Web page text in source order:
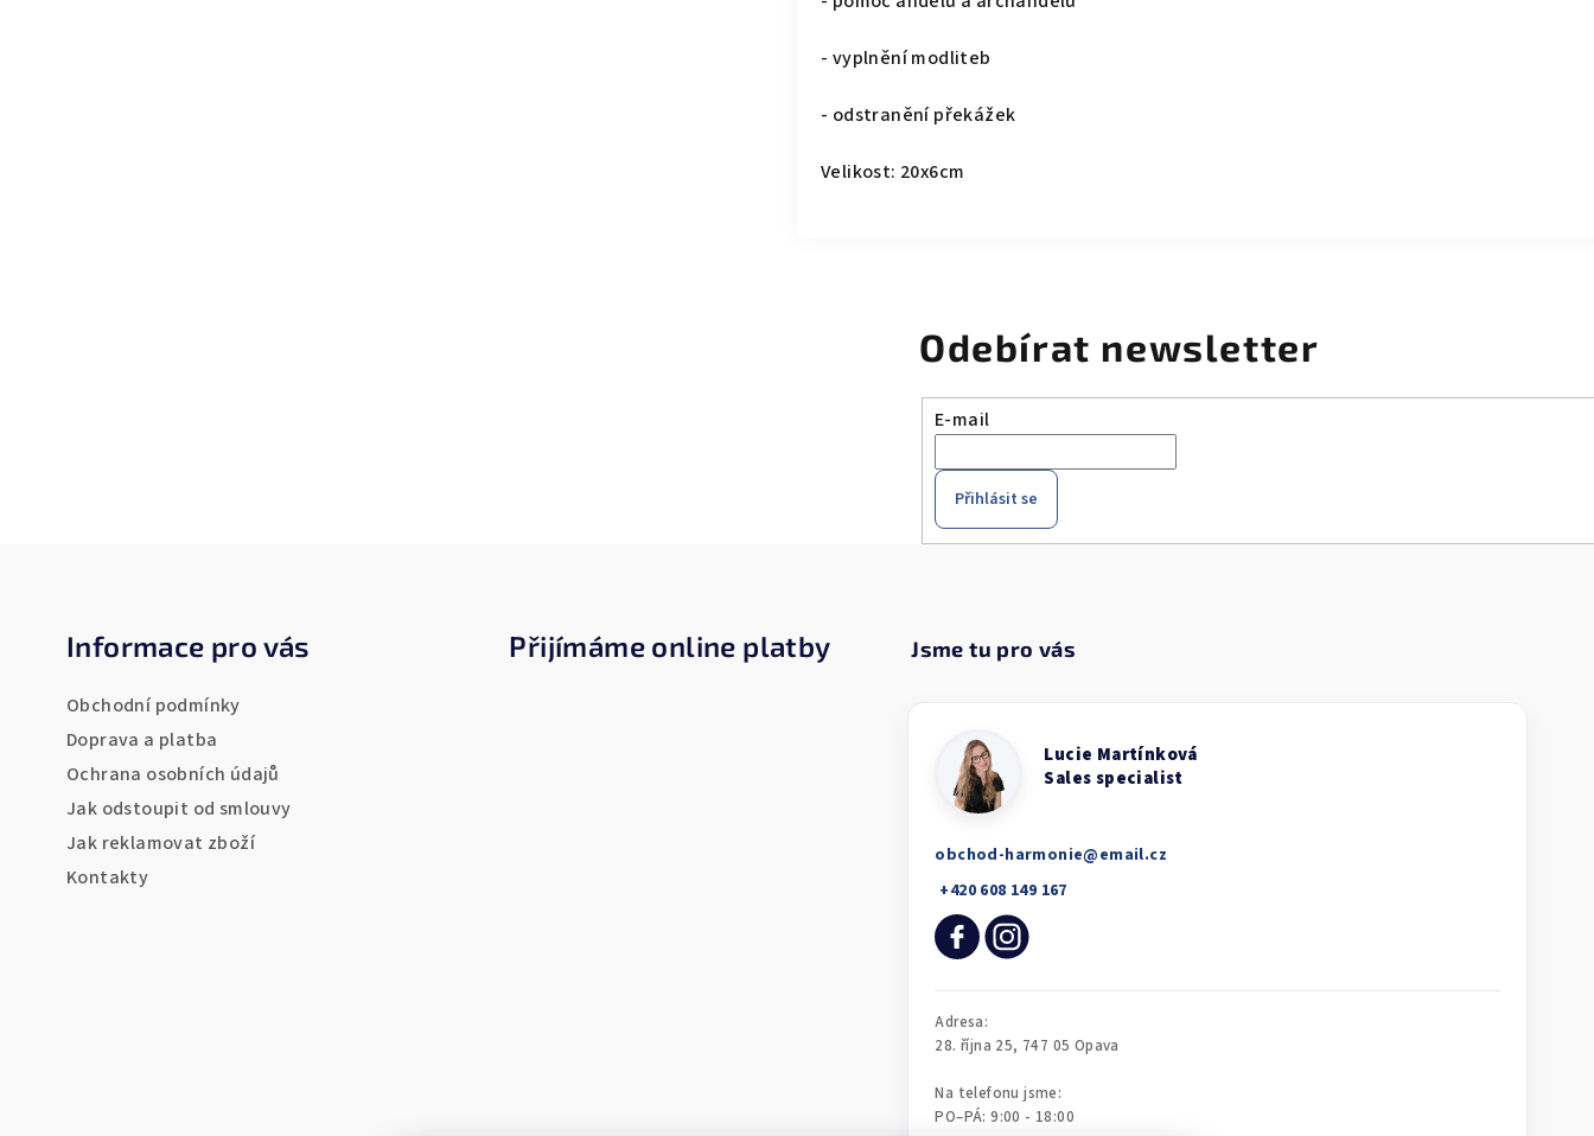
- vyplnění modliteb
- odstranění překážek
Velikost: 20x6cm
Odebírat newsletter
E-mail
Přihlásit se
Informace pro vás
Obchodní podmínky
Doprava a platba
Ochrana osobních údajů
Jak odstoupit od smlouvy
Jak reklamovat zboží
Kontakty
Přijímáme online platby
obchod-harmonie@email.cz